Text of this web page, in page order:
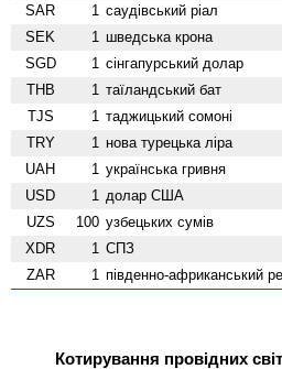
SAR 1 саудівський ріал
SEK 1 шведська крона
SGD 1 сінгапурський долар
THB 1 таїландський бат
TJS 1 таджицький сомоні
TRY 1 нова турецька ліра
UAH 1 українська гривня
USD 1 долар США
UZS 100 узбецьких сумів
XDR 1 СПЗ
ZAR 1 південно-африканський
Котирування провідних